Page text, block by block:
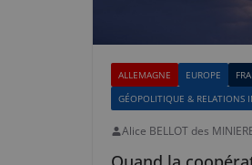
ALLEMAGNE EUROPE
GÉOPOLITIQUE & RELATIONS
Alice BELLOT des